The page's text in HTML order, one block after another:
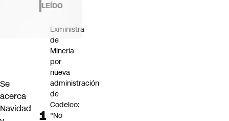
Se
acerca
Navidad
LEÍDO
Exministra
de
Minería
por
nueva
administración
de
Codelco:
"No